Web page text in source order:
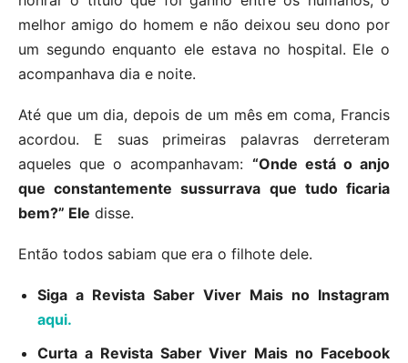
melhor amigo do homem e não deixou seu dono por
um segundo enquanto ele estava no hospital. Ele o
acompanhava dia e noite.
Até que um dia, depois de um mês em coma, Francis
acordou. E suas primeiras palavras derreteram
aqueles que o acompanhavam: “Onde está o anjo
que constantemente sussurrava que tudo ficaria
bem?” Ele disse.
Então todos sabiam que era o filhote dele.
Siga a Revista Saber Viver Mais no Instagram
aqui.
Curta a Revista Saber Viver Mais no Facebook